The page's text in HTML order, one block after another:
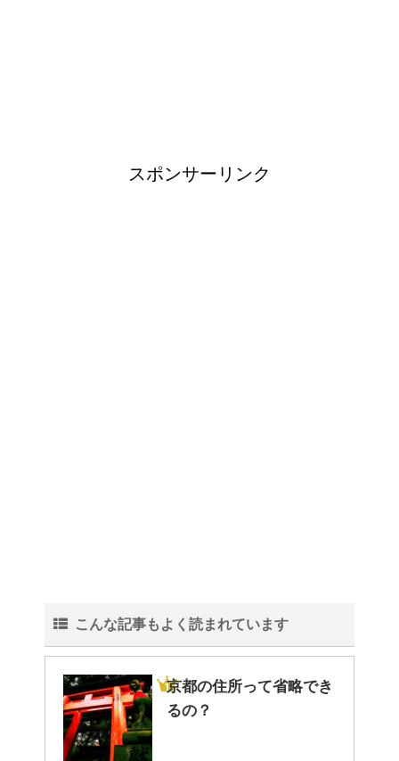
色々な作業に音楽を聴いて集中
する方法！
猫と死別。悲しくても最後の挨
スポンサーリンク
こんな記事もよく読まれています
京都の住所って省略でき
るの？